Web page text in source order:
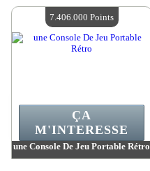
Quantité Disponible :4
une Console De Jeu Portable Rétro
ÇA
M'INTERESSE
7.406.000 Points